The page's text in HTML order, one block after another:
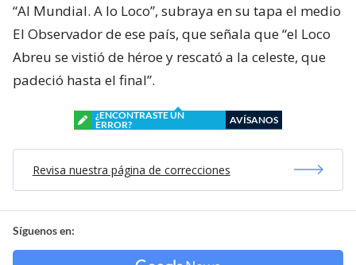
“Al Mundial. A lo Loco”, subraya en su tapa el medio
El Observador de ese país, que señala que “el Loco
Abreu se vistió de héroe y rescató a la celeste, que
padeció hasta el final”.
¿ENCONTRASTE UN
ERROR?
AVÍSANOS
Revisa nuestra página de correcciones
Síguenos en: